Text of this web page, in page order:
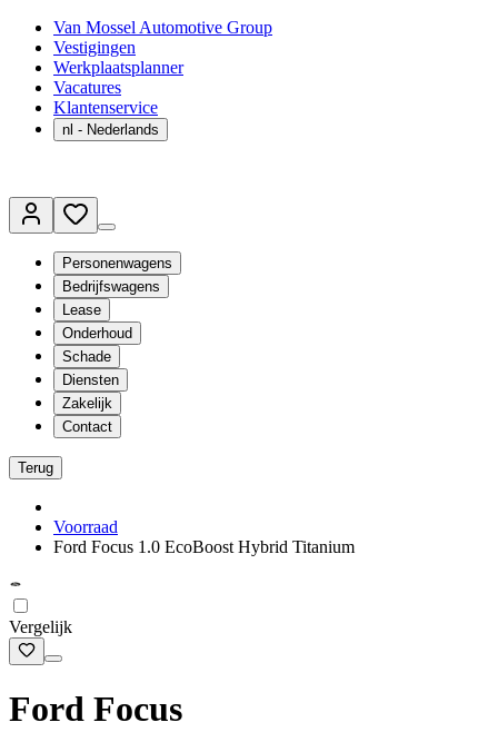
Van Mossel Automotive Group
Vestigingen
Werkplaatsplanner
Vacatures
Klantenservice
nl - Nederlands
Personenwagens
Bedrijfswagens
Lease
Onderhoud
Schade
Diensten
Zakelijk
Contact
Terug
Voorraad
Ford Focus 1.0 EcoBoost Hybrid Titanium
Vergelijk
Ford Focus